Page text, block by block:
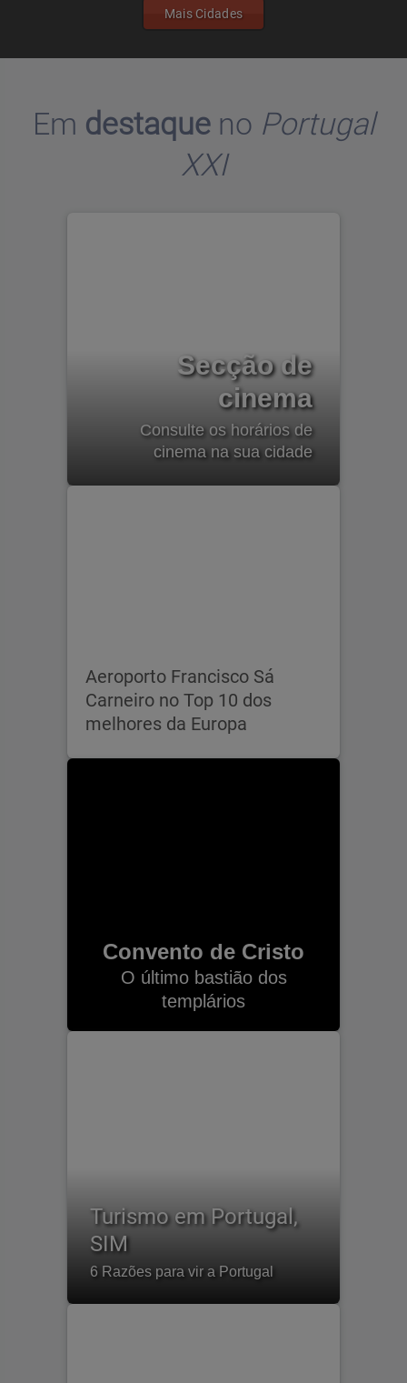
Mais Cidades
Em destaqueno Portugal
XXI
Secção de
cinema
Consulte os horários de
cinema na sua cidade
Aeroporto Francisco Sá
Carneiro no Top 10 dos
melhores da Europa
Convento de Cristo
O último bastião dos
templários
Turismo em Portugal,
SIM
6 Razões para vir a Portugal